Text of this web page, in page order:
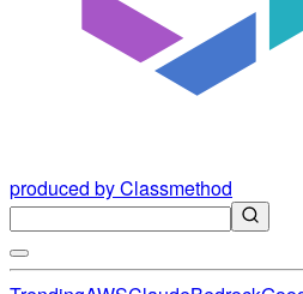
produced by Classmethod